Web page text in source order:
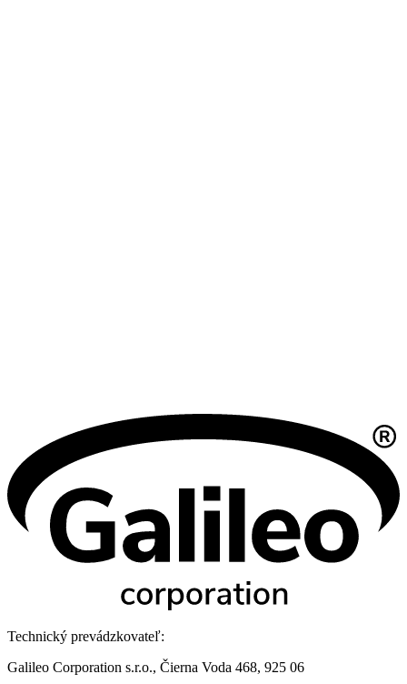
Technický prevádzkovateľ:
Galileo Corporation s.r.o., Čierna Voda 468, 925 06